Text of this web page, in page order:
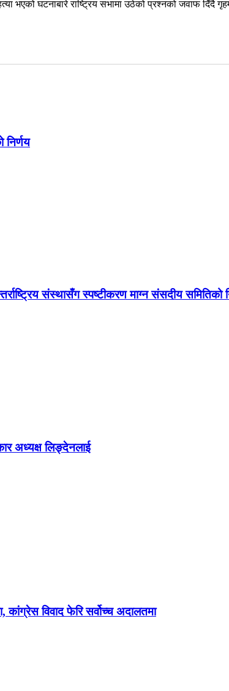
भएको घटनाबारे राष्ट्रिय सभामा उठेको प्रश्नको जवाफ
निर्णय
संस्थासँग स्पष्टीकरण माग्न संसदीय समितिको
अध्यक्ष लिङ्देनलाई
कांग्रेस विवाद फेरि सर्वोच्च अदालतमा